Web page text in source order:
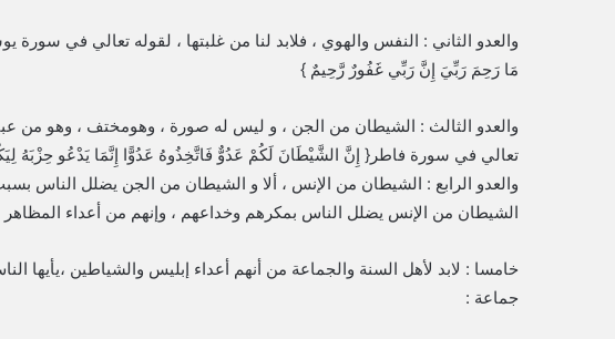
والعدو الثاني : النفس والهوي ، فلابد لنا من غلبتها ، لقوله تعالي في
مَا رَحِمَ رَبِّيَ إِنَّ رَبِّي غَفُورٌ رَّحِيمٌ }
والعدو الثالث : الشيطان من الجن ، و ليس له صورة ، وهومختف ، وهو من عبيب
تعالي في سورة فاطر{ إِنَّ الشَّيْطَانَ لَكُمْ عَدُوٌّ فَاتَّخِذُوهُ عَدُوًّا إِنَّمَا يَدْعُو حِزْبَهُ
والعدو الرابع : الشيطان من الإنس ، ألا و الشيطان من الجن يضلل الناس
الشيطان من الإنس يضلل الناس بمكرهم وخداعهم ، وإنهم من أعداء المظاهر ،
خامسا : لابد لأهل السنة والجماعة من أنهم أعداء إبليس والشياطين
جماعة :